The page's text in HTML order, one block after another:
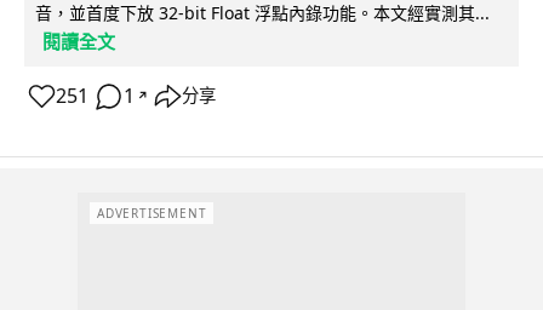
音，並首度下放 32-bit Float 浮點內錄功能。本文經實測其...
閱讀全文
251 1 ↗ 分享
ADVERTISEMENT